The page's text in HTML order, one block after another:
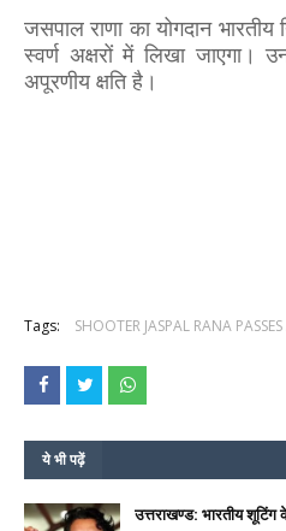
जसपाल राणा का योगदान
स्वर्ण अक्षरों में लिखा
अपूरणीय क्षति है।
Tags: SHOOTER JASPAL RANA
ये भी पढ़ें
उत्तराखण्ड: भारतीय